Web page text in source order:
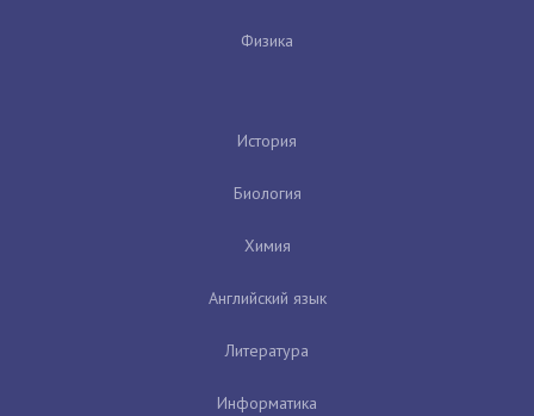
Физика
История
Биология
Химия
Английский язык
Литература
Информатика